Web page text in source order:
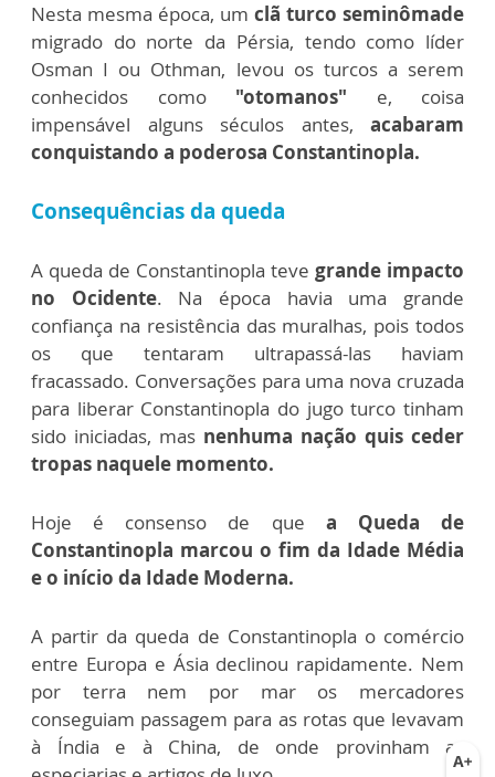
Nesta mesma época, um clã turco seminômade
migrado do norte da Pérsia, tendo como líder
Osman I ou Othman, levou os turcos a serem
conhecidos como"otomanos" e, coisa
impensável alguns séculos antes, acabaram
conquistando a poderosa Constantinopla.
Consequências da queda
A queda de Constantinopla teve grande impacto
no Ocidente. Na época havia uma grande
confiança na resistência das muralhas, pois todos
os que tentaram ultrapassá-las haviam
fracassado. Conversações para uma nova cruzada
para liberar Constantinopla do jugo turco tinham
sido iniciadas, mas nenhuma nação quis ceder
tropas naquele momento.
Hoje é consenso de que a Queda de
Constantinopla marcou o fim da Idade Média
e o início da Idade Moderna.
A partir da queda de Constantinopla o comércio
entre Europa e Ásia declinou rapidamente. Nem
por terra nem por mar os mercadores
conseguiam passagem para as rotas que levavam
à Índia e à China, de onde provinham as